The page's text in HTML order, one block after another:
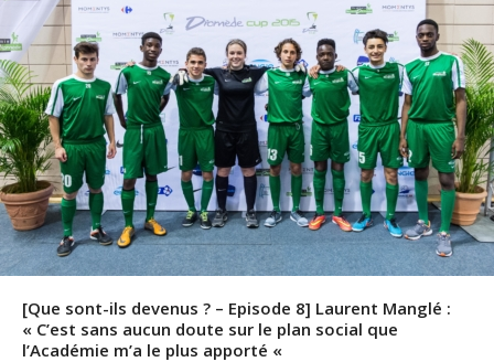
[Que sont-ils devenus ? – Episode 8] Laurent Manglé :
« C’est sans aucun doute sur le plan social que
l’Académie m’a le plus apporté «